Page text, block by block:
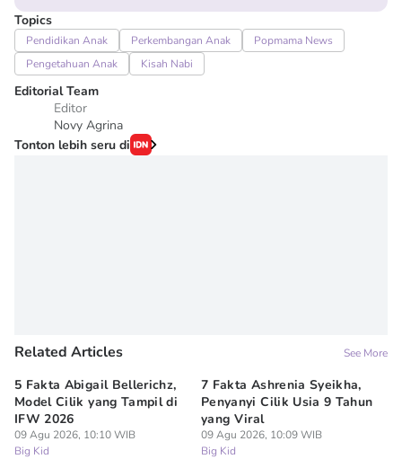
Topics
Pendidikan Anak Perkembangan Anak
Popmama News
Pengetahuan Anak
Kisah Nabi
Editorial Team
Editor
Novy Agrina
Tonton lebih seru di
Related Articles See More
5 Fakta Abigail Bellerichz,
Model Cilik yang Tampil di
IFW 2026
09 Agu 2026, 10:10 WIB
Big Kid
7 Fakta Ashrenia Syeikha,
Penyanyi Cilik Usia 9 Tahun
yang Viral
09 Agu 2026, 10:09 WIB
Big Kid